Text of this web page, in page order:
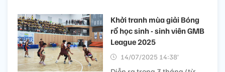
Khởi tranh mùa giải Bóng
rổ học sinh - sinh viên GMB
League 2025
14/07/2025 14:38’